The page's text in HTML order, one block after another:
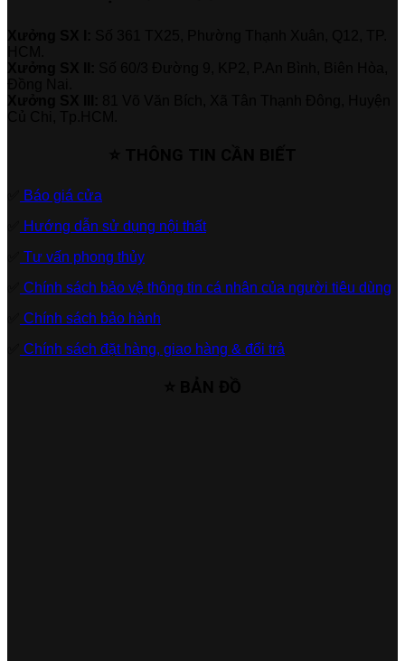
Báo giá cửa
Hướng dẫn sử dụng nội thất
Tư vấn phong thủy
Chính sách bảo vệ thông tin cá nhân của người tiêu dùng
Chính sách bảo hành
Chính sách đặt hàng, giao hàng & đổi trả